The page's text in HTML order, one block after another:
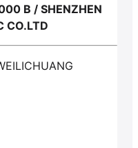
В / SHENZHEN
CO.LTD